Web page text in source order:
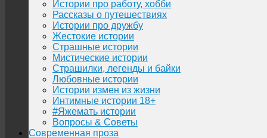
Истории про работу, хобби
Рассказы о путешествиях
Истории про дружбу
Жестокие истории
Страшные истории
Мистические истории
Страшилки, легенды и байки
Любовные истории
Истории измен из жизни
Интимные истории 18+
#Яжемать истории
Вопросы & Советы
Современная проза